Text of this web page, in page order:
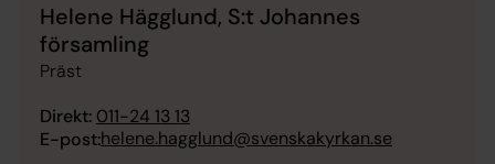
Helene Hägglund, S:t Johannes
församling
Präst
Direkt: 011-24 13 13
E-post:helene.hagglund@svenskakyrkan.se